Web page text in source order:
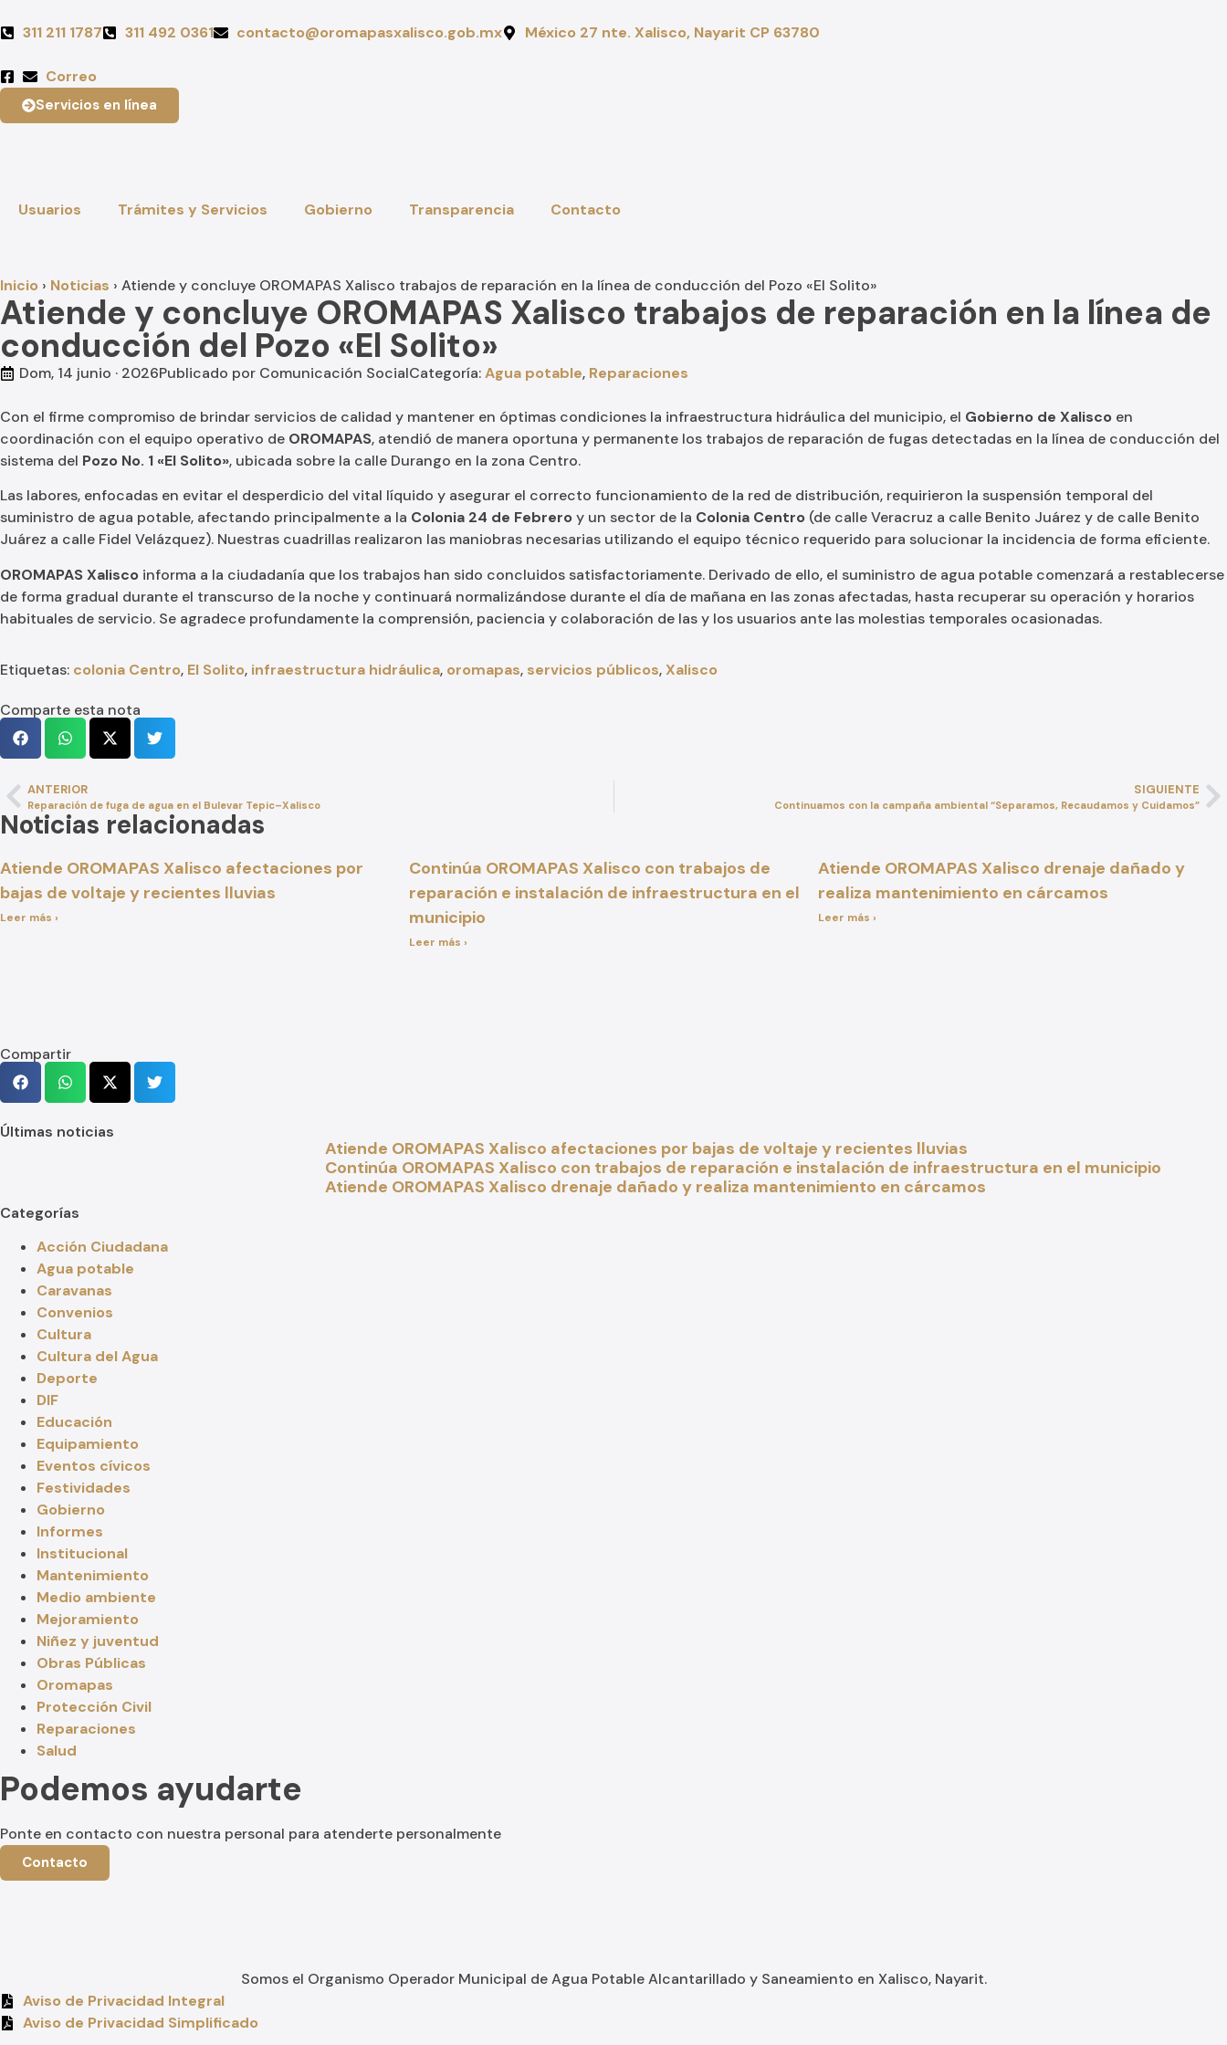
311 211 1787 311 492 0361 contacto@oromapasxalisco.gob.mx México 27 nte. Xalisco, Nayarit CP 63780
Correo
Servicios en línea
Usuarios Trámites y Servicios Gobierno Transparencia Contacto
Inicio › Noticias › Atiende y concluye OROMAPAS Xalisco trabajos de reparación en la línea de conducción del Pozo «El Solito»
Atiende y concluye OROMAPAS Xalisco trabajos de reparación en la línea de
conducción del Pozo «El Solito»
Dom, 14 junio · 2026Publicado por Comunicación SocialCategoría:Agua potable, Reparaciones
Con el firme compromiso de brindar servicios de calidad y mantener en óptimas condiciones la infraestructura hidráulica del municipio, el Gobierno de Xalisco en
coordinación con el equipo operativo de OROMAPAS, atendió de manera oportuna y permanente los trabajos de reparación de fugas detectadas en la línea de conducción del
sistema del Pozo No. 1 «El Solito», ubicada sobre la calle Durango en la zona Centro.
Las labores, enfocadas en evitar el desperdicio del vital líquido y asegurar el correcto funcionamiento de la red de distribución, requirieron la suspensión temporal del
suministro de agua potable, afectando principalmente a la Colonia 24 de Febrero y un sector de la Colonia Centro (de calle Veracruz a calle Benito Juárez y de calle Benito
Juárez a calle Fidel Velázquez). Nuestras cuadrillas realizaron las maniobras necesarias utilizando el equipo técnico requerido para solucionar la incidencia de forma eficiente.
OROMAPAS Xalisco informa a la ciudadanía que los trabajos han sido concluidos satisfactoriamente. Derivado de ello, el suministro de agua potable comenzará a restablecerse
de forma gradual durante el transcurso de la noche y continuará normalizándose durante el día de mañana en las zonas afectadas, hasta recuperar su operación y horarios
habituales de servicio. Se agradece profundamente la comprensión, paciencia y colaboración de las y los usuarios ante las molestias temporales ocasionadas.
Etiquetas: colonia Centro, El Solito, infraestructura hidráulica, oromapas, servicios públicos,Xalisco
Comparte esta nota
ANTERIOR
Reparación de fuga de agua en el Bulevar Tepic–Xalisco
SIGUIENTE
Continuamos con la campaña ambiental “Separamos, Recaudamos y Cuidamos”
Noticias relacionadas
Atiende OROMAPAS Xalisco afectaciones por
bajas de voltaje y recientes lluvias
Leer más ›
Continúa OROMAPAS Xalisco con trabajos de
reparación e instalación de infraestructura en el
municipio
Leer más ›
Atiende OROMAPAS Xalisco drenaje dañado y
realiza mantenimiento en cárcamos
Leer más ›
Compartir
Últimas noticias
Atiende OROMAPAS Xalisco afectaciones por bajas de voltaje y recientes lluvias
Continúa OROMAPAS Xalisco con trabajos de reparación e instalación de infraestructura en el municipio
Atiende OROMAPAS Xalisco drenaje dañado y realiza mantenimiento en cárcamos
Categorías
Acción Ciudadana
Agua potable
Caravanas
Convenios
Cultura
Cultura del Agua
Deporte
DIF
Educación
Equipamiento
Eventos cívicos
Festividades
Gobierno
Informes
Institucional
Mantenimiento
Medio ambiente
Mejoramiento
Niñez y juventud
Obras Públicas
Oromapas
Protección Civil
Reparaciones
Salud
Podemos ayudarte
Ponte en contacto con nuestra personal para atenderte personalmente
Contacto
Somos el Organismo Operador Municipal de Agua Potable Alcantarillado y Saneamiento en Xalisco, Nayarit.
Aviso de Privacidad Integral
Aviso de Privacidad Simplificado